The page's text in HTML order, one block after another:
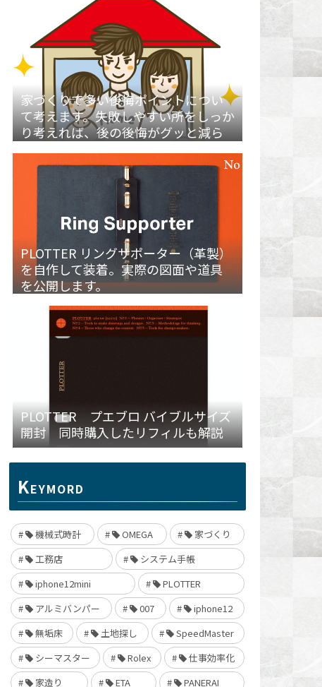
家づくりで多い後悔ポイントについ
て考えます。失敗しやすい所をしっか
り考えれば、後の後悔がグッと減ら
PLOTTER リングサポーター（革製）
を自作して装着。実際の図面や道具
を公開します。
PLOTTER プエブロ バイブルサイズ
開封 同時購入したリフィルも解説
KEYMORD
機械式時計 OMEGA
家づくり
工務店
システム手帳
iphone12mini
PLOTTER
アルミバンパー
007
iphone12
無垢床
土地探し
SpeedMaster
シーマスター
Rolex
仕事効率化
家造り
ETA PANERAI